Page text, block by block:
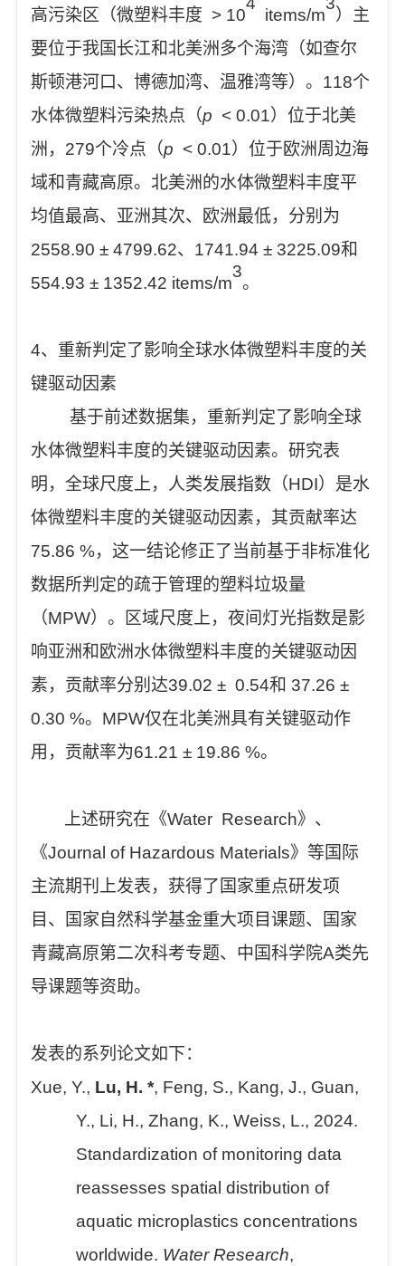
高污染区（微塑料丰度 > 10 items/m
）主
要位于我国长江和北美洲多个海湾（如查尔
斯顿港河口、博德加湾、温雅湾等）。118个
水体微塑料污染热点（p < 0.01）位于北美
洲，279个冷点（p < 0.01）位于欧洲周边海
域和青藏高原。北美洲的水体微塑料丰度平
均值最高、亚洲其次、欧洲最低，分别为
2558.90 ± 4799.62、1741.94 ± 3225.09和
554.93 ± 1352.42 items/m
3
。
4、重新判定了影响全球水体微塑料丰度的关
键驱动因素
基于前述数据集，重新判定了影响全球
水体微塑料丰度的关键驱动因素。研究表
明，全球尺度上，人类发展指数（HDI）是水
体微塑料丰度的关键驱动因素，其贡献率达
75.86 %，这一结论修正了当前基于非标准化
数据所判定的疏于管理的塑料垃圾量
（MPW）。区域尺度上，夜间灯光指数是影
响亚洲和欧洲水体微塑料丰度的关键驱动因
素，贡献率分别达39.02 ± 0.54和 37.26 ±
0.30 %。MPW仅在北美洲具有关键驱动作
用，贡献率为61.21 ± 19.86 %。
上述研究在《Water Research》、
《Journal of Hazardous Materials》等国际
主流期刊上发表，获得了国家重点研发项
目、国家自然科学基金重大项目课题、国家
青藏高原第二次科考专题、中国科学院A类先
导课题等资助。
发表的系列论文如下：
Xue, Y., Lu, H. *, Feng, S., Kang, J., Guan,
Y., Li, H., Zhang, K., Weiss, L., 2024.
Standardization of monitoring data
reassesses spatial distribution of
aquatic microplastics concentrations
worldwide. Water Research,